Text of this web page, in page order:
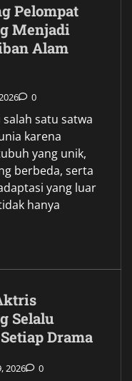
Pelompat
Menjadi
Alam
0
satu satwa
karena
yang unik,
berbeda, serta
yang luar
hanya
Selalu
Drama
2026 0